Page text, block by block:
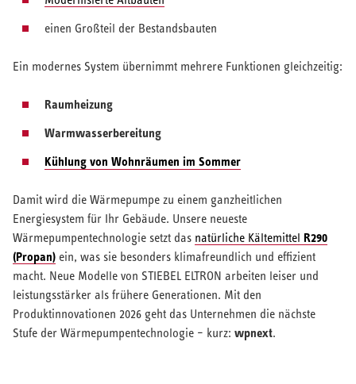
Eine Jahresarbeitszahl (JAZ) von 5 bei einer Wärmepumpe
eingesetzt wird, um 5 kWh Wärmeenergie zu erzeugen.
Die Wärmepumpe nutzt die 1kWh Strom, um damit etwa 4
kWh Energie aus der Umwelt (Luft, Erdreich oder Wasser)
bringen.
Benötigt ein Haus 10.000 kWh Wärme, verbraucht die
Wärmepumpe, bei einer Jahresarbeitszahl von 5, 2.000 kWh
Der Großteil der Energie ist also erneuerbar und „kostenlos“.
Jahresbetrieb, bleibt aber ein normierter Vergleichswert.
einen Großteil der Bestandsbauten
Ein modernes System übernimmt mehrere Funktionen gleichzeitig:
Raumheizung
Warmwasserbereitung
Kühlung von Wohnräumen im Sommer
Damit wird die Wärmepumpe zu einem ganzheitlichen
Energiesystem für Ihr Gebäude. Unsere neueste
Wärmepumpentechnologie setzt das natürliche Kältemittel R290
(Propan) ein, was sie besonders klimafreundlich und effizient
macht. Neue Modelle von STIEBEL ELTRON arbeiten leiser und
leistungsstärker als frühere Generationen. Mit den
Produktinnovationen 2026 geht das Unternehmen die nächste
Stufe der Wärmepumpentechnologie – kurz: wpnext.